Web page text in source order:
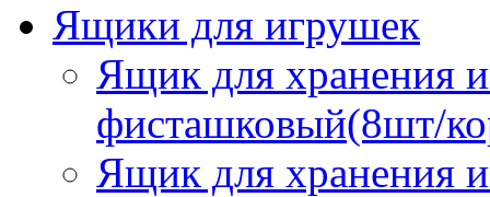
Ящики для игрушек
Ящик для хранения
фисташковый(8шт/
Ящик для хранения